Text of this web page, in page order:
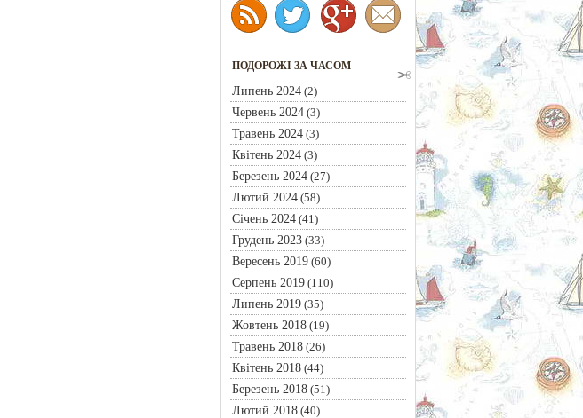
ПОДОРОЖІ ЗА ЧАСОМ
Липень 2024(2)
Червень 2024(3)
Травень 2024(3)
Квітень 2024(3)
Березень 2024(27)
Лютий 2024(58)
Січень 2024(41)
Грудень 2023(33)
Вересень 2019(60)
Серпень 2019(110)
Липень 2019(35)
Жовтень 2018(19)
Травень 2018(26)
Квітень 2018(44)
Березень 2018(51)
Лютий 2018(40)